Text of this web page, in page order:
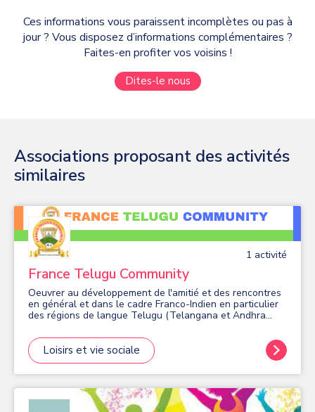
Ces informations vous paraissent incomplètes ou pas à
jour ? Vous disposez d’informations complémentaires ?
Faites-en profiter vos voisins !
Dites-le nous
Associations proposant des activités
similaires
1 activité
France Telugu Community
Oeuvrer au développement de l'amitié et des rencontres
en général et dans le cadre Franco-Indien en particulier
des régions de langue Telugu (Telangana et Andhra
Loisirs et vie sociale